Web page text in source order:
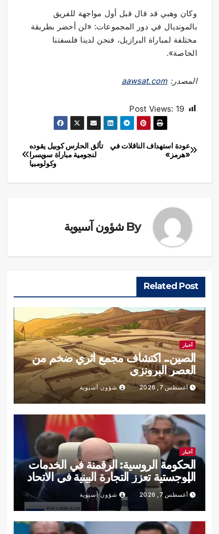
وكان وهبي قد قال قبل أول مواجهة للفريق
بالمونديال في دور المجموعات: «لن أحضر بطريقة
مختلفة لمباراة البرازيل، فنحن لدينا فلسفتنا
الخاصة».
المصدر:aawsat.com
Post Views: 19
تصفّح
تألق الحارس كوبيل يقوده
لنجومية مباراة سويسرا
وكولومبيا
عودة استهداف الناقلات في
«هرمز»
By شؤون آسيوية
Related Post
أخبار
الصين.. اكتشاف مجمع أثري ضخم من
العصر البرونزي
أغسطس 7, 2026 شؤون آسيوية
أخبار
الحكومة الروسية: الرقمنة في الخدمات
اللوجستية تعزز التجارة البينية في الاتحاد
الأوراسي
أغسطس 7, 2026 شؤون آسيوية